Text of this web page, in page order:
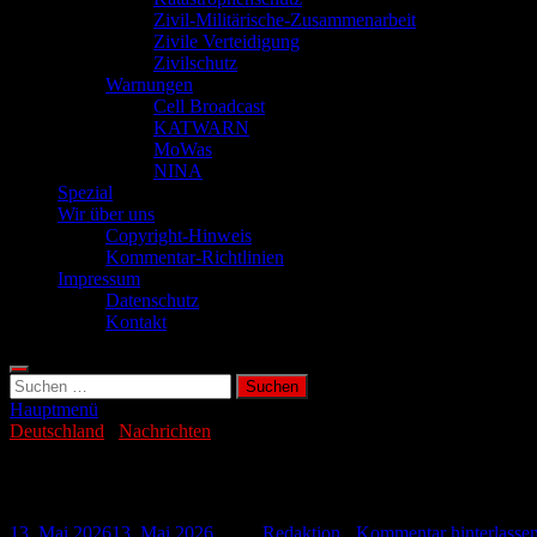
Zivil-Militärische-Zusammenarbeit
Zivile Verteidigung
Zivilschutz
Warnungen
Cell Broadcast
KATWARN
MoWas
NINA
Spezial
Wir über uns
Copyright-Hinweis
Kommentar-Richtlinien
Impressum
Datenschutz
Kontakt
Suchen
nach:
Hauptmenü
Deutschland
Nachrichten
13. Mai 202613. Mai 2026 Redaktion Kommentar